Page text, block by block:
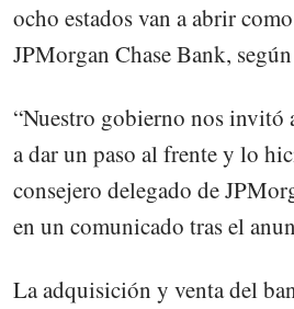
ocho estados van a abrir
JPMorgan Chase Bank,
“Nuestro gobierno nos invitó
a dar un paso al frente y lo
consejero delegado de
en un comunicado tras el
La adquisición y venta del